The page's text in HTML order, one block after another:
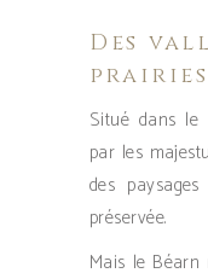
Des
Situé dans le
par les
des
préservée.
Mais le